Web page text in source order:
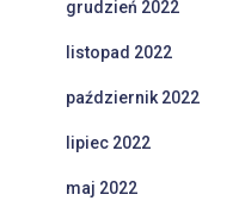
grudzień 2022
listopad 2022
październik 2022
lipiec 2022
maj 2022